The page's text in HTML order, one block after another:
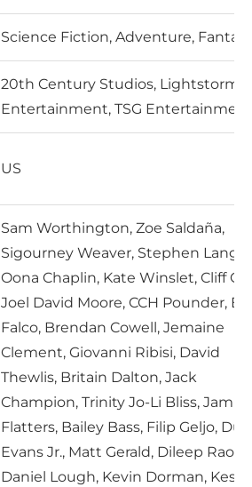
Science Fiction, Adventure,
20th Century Studios, Lightstorm
Entertainment, TSG Entertainment
US
Sam Worthington, Zoe Saldaña,
Sigourney Weaver, Stephen Lang,
Oona Chaplin, Kate Winslet, Cliff
Joel David Moore, CCH Pounder,
Falco, Brendan Cowell, Jemaine
Clement, Giovanni Ribisi, David
Thewlis, Britain Dalton, Jack
Champion, Trinity Jo-Li Bliss, Jamie
Flatters, Bailey Bass, Filip Geljo,
Evans Jr., Matt Gerald, Dileep Rao,
Daniel Lough, Kevin Dorman,